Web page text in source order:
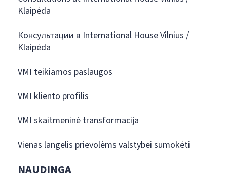
Klaipėda
Консультации в International House Vilnius /
Klaipėda
VMI teikiamos paslaugos
VMI kliento profilis
VMI skaitmeninė transformacija
Vienas langelis prievolėms valstybei sumokėti
NAUDINGA